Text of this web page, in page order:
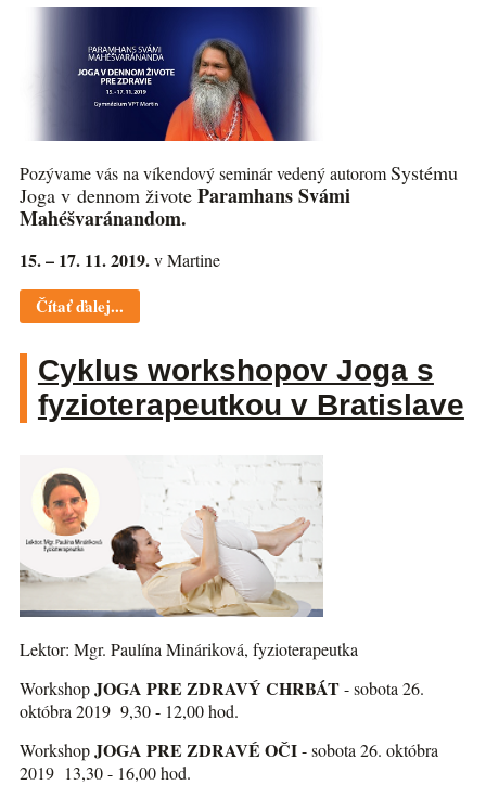
Pozývame vás na víkendový seminár vedený autoromSystému
Joga v dennom živote Paramhans Svámi
Mahéšvaránandom.
15. – 17. 11. 2019.v Martine
Čítať ďalej...
Cyklus workshopov Joga s
fyzioterapeutkou v Bratislave
Lektor: Mgr. Paulína Mináriková, fyzioterapeutka
WorkshopJOGA PRE ZDRAVÝ CHRBÁT- sobota 26.
októbra 2019 9,30 - 12,00 hod.
WorkshopJOGA PRE ZDRAVÉ OČI- sobota 26. októbra
2019 13,30 - 16,00 hod.